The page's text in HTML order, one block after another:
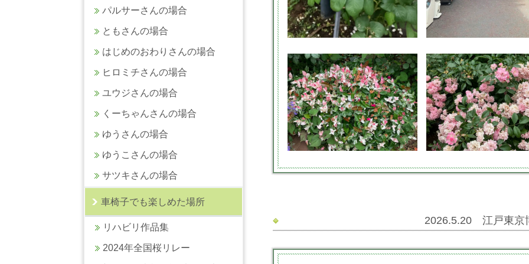
2026.5.20 江戸東京
パルサーさんの場合
ともさんの場合
はじめのおわりさんの場合
ヒロミチさんの場合
ユウジさんの場合
くーちゃんさんの場合
ゆうさんの場合
ゆうこさんの場合
サツキさんの場合
車椅子でも楽しめた場所
リハビリ作品集
2024年全国桜リレー